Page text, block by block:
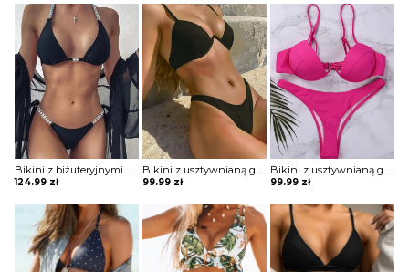
Bikini z biżuteryjnymi kamieniami
124.99 zł
Bikini z usztywnianą górą i wyciętym dołem
99.99 zł
Bikini z usztywnianą górą i wyciętym dołem
99.99 zł